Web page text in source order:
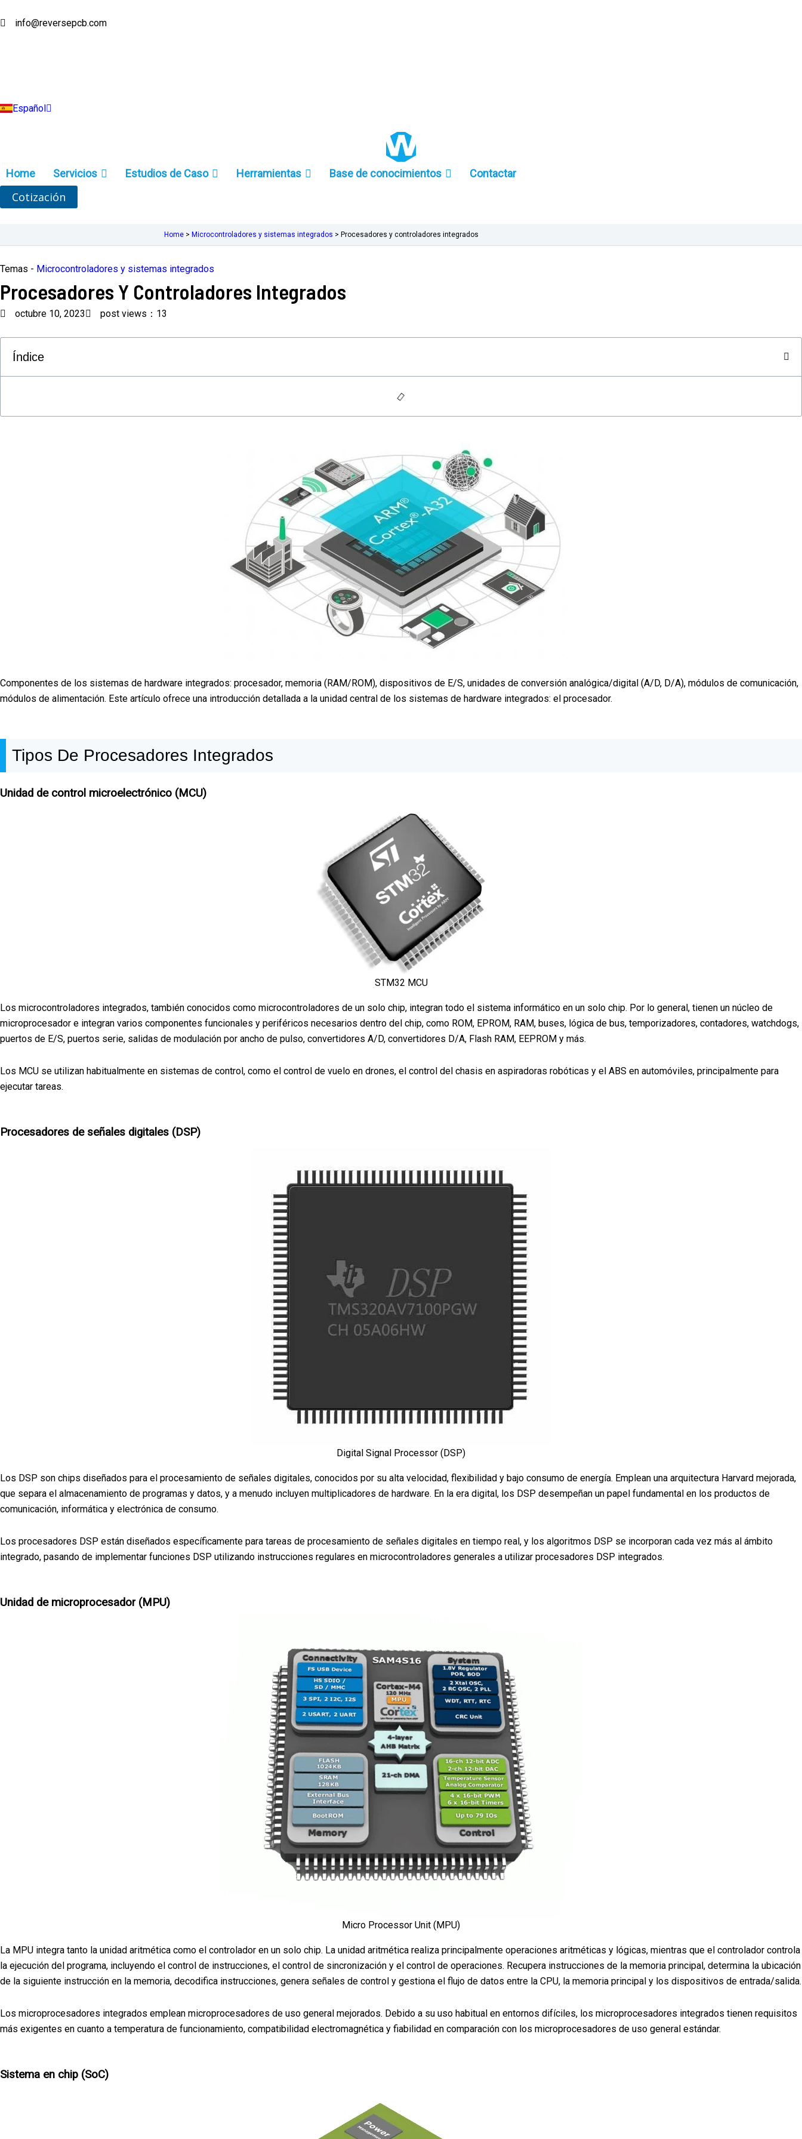
al
info@reversepcb.com
Español
English
Indonesia
Home Servicios Estudios de Caso Herramientas Base de conocimientos Contactar
Cotización
Home > Microcontroladores y sistemas integrados > Procesadores y controladores integrados
Temas - Microcontroladores y sistemas integrados
Procesadores Y Controladores Integrados
octubre 10, 2023 post views：13
Índice
Componentes de los sistemas de hardware integrados: procesador, memoria (RAM/ROM), dispositivos de E/S, unidades de conversión analógica/digital (A/D, D/A), módulos de comunicación,
módulos de alimentación. Este artículo ofrece una introducción detallada a la unidad central de los sistemas de hardware integrados: el procesador.
Tipos De Procesadores Integrados
Unidad de control microelectrónico (MCU)
STM32 MCU
Los microcontroladores integrados, también conocidos como microcontroladores de un solo chip, integran todo el sistema informático en un solo chip. Por lo general, tienen un núcleo de
microprocesador e integran varios componentes funcionales y periféricos necesarios dentro del chip, como ROM, EPROM, RAM, buses, lógica de bus, temporizadores, contadores, watchdogs,
puertos de E/S, puertos serie, salidas de modulación por ancho de pulso, convertidores A/D, convertidores D/A, Flash RAM, EEPROM y más.
Los MCU se utilizan habitualmente en sistemas de control, como el control de vuelo en drones, el control del chasis en aspiradoras robóticas y el ABS en automóviles, principalmente para
ejecutar tareas.
Procesadores de señales digitales (DSP)
Digital Signal Processor (DSP)
Los DSP son chips diseñados para el procesamiento de señales digitales, conocidos por su alta velocidad, flexibilidad y bajo consumo de energía. Emplean una arquitectura Harvard mejorada,
que separa el almacenamiento de programas y datos, y a menudo incluyen multiplicadores de hardware. En la era digital, los DSP desempeñan un papel fundamental en los productos de
comunicación, informática y electrónica de consumo.
Los procesadores DSP están diseñados específicamente para tareas de procesamiento de señales digitales en tiempo real, y los algoritmos DSP se incorporan cada vez más al ámbito
integrado, pasando de implementar funciones DSP utilizando instrucciones regulares en microcontroladores generales a utilizar procesadores DSP integrados.
Unidad de microprocesador (MPU)
Micro Processor Unit (MPU)
La MPU integra tanto la unidad aritmética como el controlador en un solo chip. La unidad aritmética realiza principalmente operaciones aritméticas y lógicas, mientras que el controlador controla
la ejecución del programa, incluyendo el control de instrucciones, el control de sincronización y el control de operaciones. Recupera instrucciones de la memoria principal, determina la ubicación
de la siguiente instrucción en la memoria, decodifica instrucciones, genera señales de control y gestiona el flujo de datos entre la CPU, la memoria principal y los dispositivos de entrada/salida.
Los microprocesadores integrados emplean microprocesadores de uso general mejorados. Debido a su uso habitual en entornos difíciles, los microprocesadores integrados tienen requisitos
más exigentes en cuanto a temperatura de funcionamiento, compatibilidad electromagnética y fiabilidad en comparación con los microprocesadores de uso general estándar.
Sistema en chip (SoC)